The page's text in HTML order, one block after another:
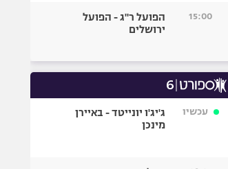
15:00
הפועל ר"ג - הפועל
ירושלים
עכשיו
ג'יג'ו יונייטד - באיירן
מינכן